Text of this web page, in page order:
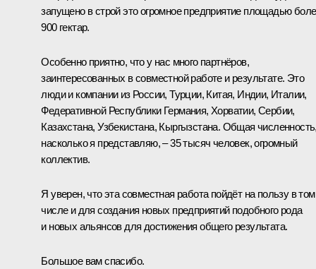
запущено в строй это огромное предприятие площадью
900 гектар.
Особенно приятно, что у нас много партнёров,
заинтересованных в совместной работе и результате. Это
люди и компании из России, Турции, Китая, Индии, Италии,
Федеративной Республики Германия, Хорватии, Сербии,
Казахстана, Узбекистана, Кыргызстана. Общая
насколько я представляю, – 35 тысяч человек, огромный
коллектив.
Я уверен, что эта совместная работа пойдёт на пользу в том
числе и для создания новых предприятий подобного рода
и новых альянсов для достижения общего результата.
Большое вам спасибо.